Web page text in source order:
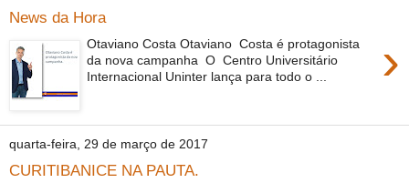
News da Hora
›
Otaviano Costa Otaviano Costa é protagonista
da nova campanha O Centro Universitário
Internacional Uninter lança para todo o ...
quarta-feira, 29 de março de 2017
CURITIBANICE NA PAUTA.